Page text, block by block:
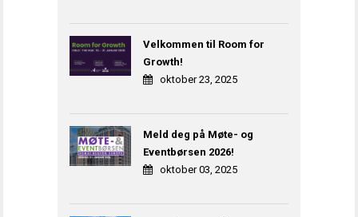
Velkommen til Room for
Growth!
oktober 23, 2025
Meld deg på Møte- og
Eventbørsen 2026!
oktober 03, 2025